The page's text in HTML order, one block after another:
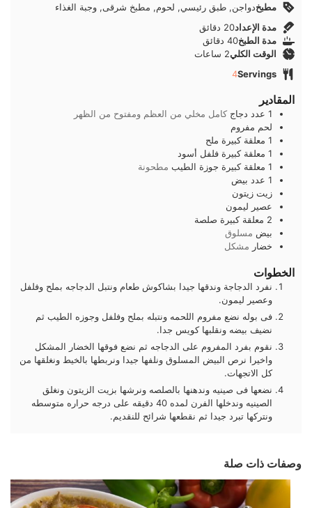
مطبخدواجن, طبق رئيسي, لحوم, مطبخ شرقى, وجبة الغذاء
مدة الإعداد20 دقائق
دقائق
مدة الطبخ40دقائق
دقائق
الوقت الكلي2 ساعات
ساعات
Servings
4
المقادير
1 عدد دجاج كامل مخلي من العظم ومفتوح من الظهر
لحم مفروم
1 معلقة كبيرة ملح
1 معلقة كبيرة فلفل أسود
1 معلقة كبيرة جوزة الطيب مطحونة
1 عدد بيض
زيت زيتون
عصير ليمون
2 معلقة كبيرة صلصة
بيض مسلوق
خضار مشكل
الخطوات
نفرد الدجاجة وندقها جيدا بشاكوش طعام ونتبل الدجاجه بملح وفلفل
وعصير ليمون.
فى بوله نضع مفروم اللحمه ونتبله بملح وفلفل وجوزه الطيب ثم
نضيف بيضه ونقلبها كويس جدا.
نقوم بفرد المفروم على الدجاجه ثم نضع فوقها الخضار المشكل
واخيرا نرص البيض المسلوق ونلفها جيدا ونربطها بالخيط ونغلقها من
كل الاتجهات.
نضعها فى صينيه وندهنها بالصلصه ونرشها بزيت الزيتون ونغلق
الصينيه وندخلها الفرن لمده 40 دقيقه على درجه حراره متوسطه
ونتركها تبرد جيدا ثم نقطعها شرائح للنقديم.
وصفات ذات صلة